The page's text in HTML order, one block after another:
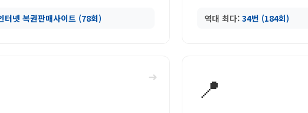
터넷 복권판매사이트 (78회) 역대 최다: 34번 (184회)
➜ 📍